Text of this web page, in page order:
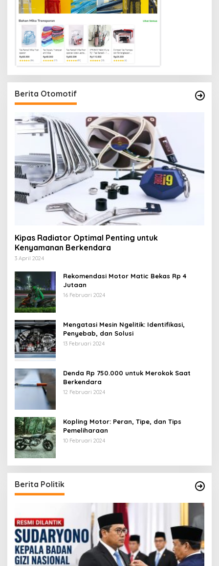
Berita Otomotif
Kipas Radiator Optimal Penting untuk
Kenyamanan Berkendara
3 April 2024
Rekomendasi Motor Matic Bekas Rp 4
Jutaan
16 Februari 2024
Mengatasi Mesin Ngelitik: Identifikasi,
Penyebab, dan Solusi
13 Februari 2024
Denda Rp 750.000 untuk Merokok Saat
Berkendara
12 Februari 2024
Kopling Motor: Peran, Tipe, dan Tips
Pemeliharaan
10 Februari 2024
Berita Politik